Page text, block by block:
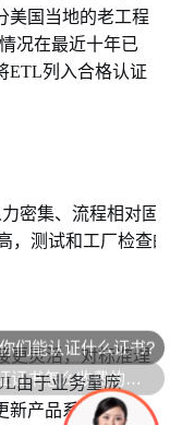
美国当地的老工程
况在最近十年已
ETL列入合格认证
密集、流程相对
，测试和工厂检查
更灵活，对标准理
由于业务量庞
新产品系列的企
认证证书怎么收费的呢？